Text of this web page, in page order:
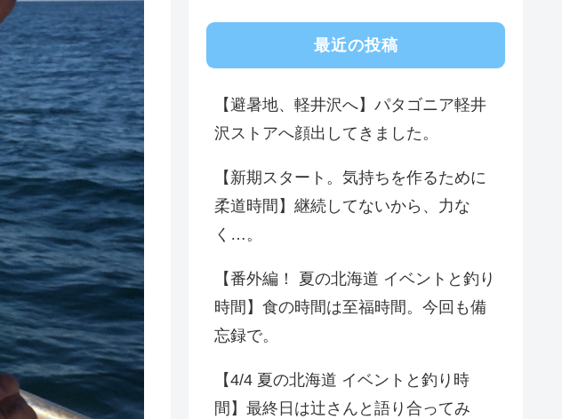
最近の投稿
【避暑地、軽井沢へ】パタゴニア軽井
沢ストアへ顔出してきました。
【新期スタート。気持ちを作るために
柔道時間】継続してないから、力な
く…。
【番外編！ 夏の北海道 イベントと釣り
時間】食の時間は至福時間。今回も備
忘録で。
【4/4 夏の北海道 イベントと釣り時
間】最終日は辻さんと語り合ってみ